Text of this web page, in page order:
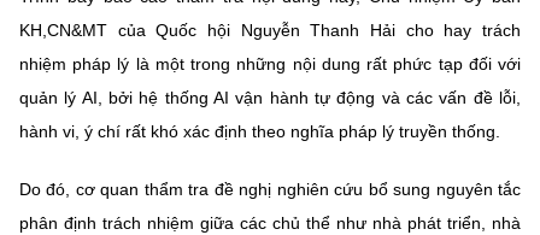
KH,CN&MT của Quốc hội Nguyễn Thanh Hải cho hay trách
nhiệm pháp lý là một trong những nội dung rất phức tạp đối với
quản lý AI, bởi hệ thống AI vận hành tự động và các vấn đề lỗi,
hành vi, ý chí rất khó xác định theo nghĩa pháp lý truyền thống.
Do đó, cơ quan thẩm tra đề nghị nghiên cứu bổ sung nguyên tắc
phân định trách nhiệm giữa các chủ thể như nhà phát triển, nhà